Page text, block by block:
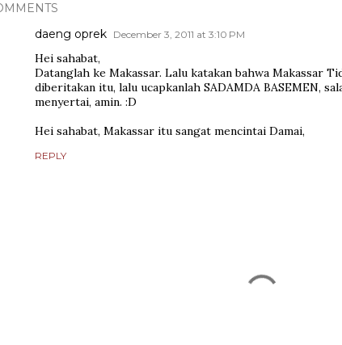
daeng oprek December 3, 2011 at 3:10 PM
Hei sahabat,
Datanglah ke Makassar. Lalu katakan bahwa Makassar
diberitakan itu, lalu ucapkanlah SADAMDA BASEMEN,
menyertai, amin. :D
Hei sahabat, Makassar itu sangat mencintai Damai,
REPLY